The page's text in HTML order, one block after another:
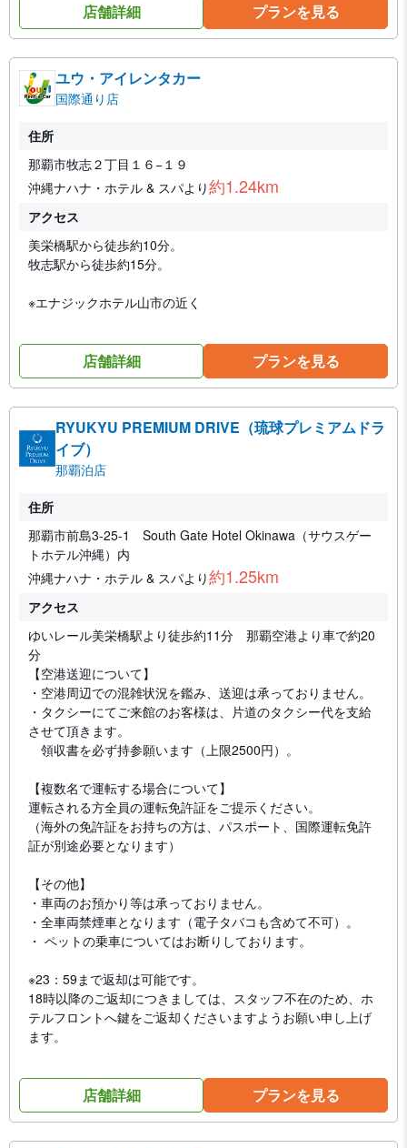
店舗詳細 プランを見る
ユウ・アイレンタカー
国際通り店
住所
那覇市牧志２丁目１６−１９
沖縄ナハナ・ホテル & スパより約1.24km
アクセス
美栄橋駅から徒歩約10分。
牧志駅から徒歩約15分。
※エナジックホテル山市の近く
店舗詳細 プランを見る
RYUKYU PREMIUM DRIVE（琉球プレミアムドラ
イブ）
那覇泊店
住所
那覇市前島3-25-1 South Gate Hotel Okinawa（サウスゲー
トホテル沖縄）内
沖縄ナハナ・ホテル & スパより約1.25km
アクセス
ゆいレール美栄橋駅より徒歩約11分 那覇空港より車で約20
分
【空港送迎について】
・空港周辺での混雑状況を鑑み、送迎は承っておりません。
・タクシーにてご来館のお客様は、片道のタクシー代を支給
させて頂きます。
領収書を必ず持参願います（上限2500円）。
【複数名で運転する場合について】
運転される方全員の運転免許証をご提示ください。
（海外の免許証をお持ちの方は、パスポート、国際運転免許
証が別途必要となります）
【その他】
・車両のお預かり等は承っておりません。
・全車両禁煙車となります（電子タバコも含めて不可）。
・ ペットの乗車についてはお断りしております。
※23：59まで返却は可能です。
18時以降のご返却につきましては、スタッフ不在のため、ホ
テルフロントへ鍵をご返却くださいますようお願い申し上げ
ます。
店舗詳細 プランを見る